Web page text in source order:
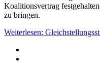
Koalitionsvertrag
zu bringen.
Weiterlesen: